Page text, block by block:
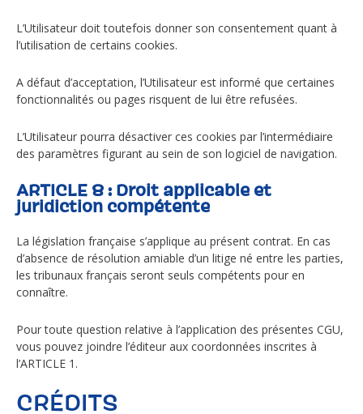
L’Utilisateur doit toutefois donner son consentement quant à
l’utilisation de certains cookies.
A défaut d’acceptation, l’Utilisateur est informé que certaines
fonctionnalités ou pages risquent de lui être refusées.
L’Utilisateur pourra désactiver ces cookies par l’intermédiaire
des paramètres figurant au sein de son logiciel de navigation.
ARTICLE 8 : Droit applicable et
juridiction compétente
La législation française s’applique au présent contrat. En cas
d’absence de résolution amiable d’un litige né entre les parties,
les tribunaux français seront seuls compétents pour en
connaître.
Pour toute question relative à l’application des présentes CGU,
vous pouvez joindre l’éditeur aux coordonnées inscrites à
l’ARTICLE 1.
CRÉDITS